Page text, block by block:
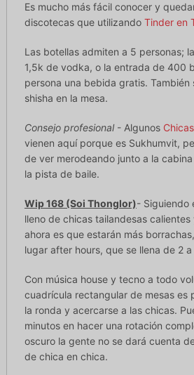
Es mucho más fácil conocer y
discotecas que utilizando Tinder en
Las botellas admiten a 5 personas;
1,5k de vodka, o la entrada de 400
persona una bebida gratis. También
shisha en la mesa.
Consejo profesional- Algunos
vienen aquí porque es Sukhumvit,
de ver merodeando junto a la
la pista de baile.
Wip 168 (Soi Thonglor)- Siguiendo
lleno de chicas tailandesas
ahora es que estarán más
lugar after hours, que se llena de 2
Con música house y tecno a todo
cuadrícula rectangular de mesas es
la ronda y acercarse a las chicas.
minutos en hacer una rotación
oscuro la gente no se dará cuenta
de chica en chica.